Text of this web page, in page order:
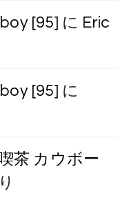
[95] に Eric
[95] に
茶 カウボー